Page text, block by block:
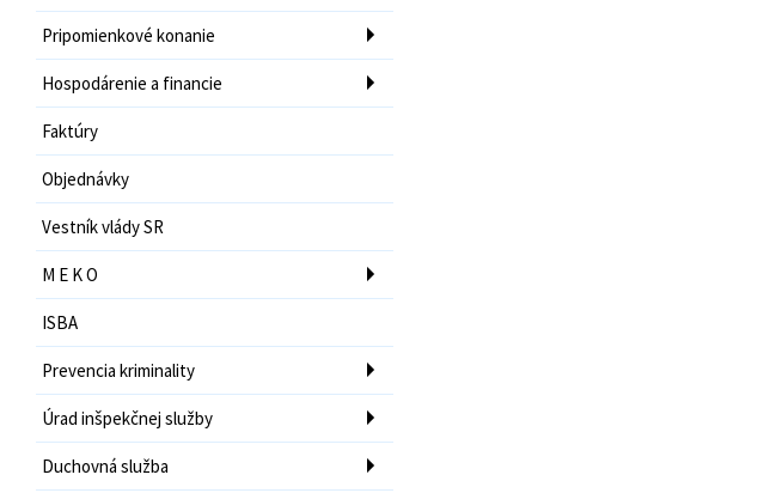
Pripomienkové konanie
Hospodárenie a financie
Faktúry
Objednávky
Vestník vlády SR
M E K O
ISBA
Prevencia kriminality
Úrad inšpekčnej služby
Duchovná služba